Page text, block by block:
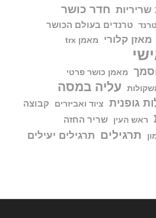
שריריות חדר כושר
טרנד טרנדים בעולם הכושר
מאזן קלורי מאמן trx
מאמן כושר פרטי
עליה במסה
גופנית ציוד ואביזרים קבוצה
ראש העין שריר החזה
תרגילים תרגילים יעילים